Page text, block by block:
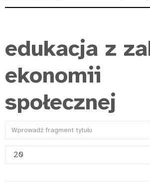
edukacja z
ekonomii
społecznej
Wprowadź
tytułu
Pokaż